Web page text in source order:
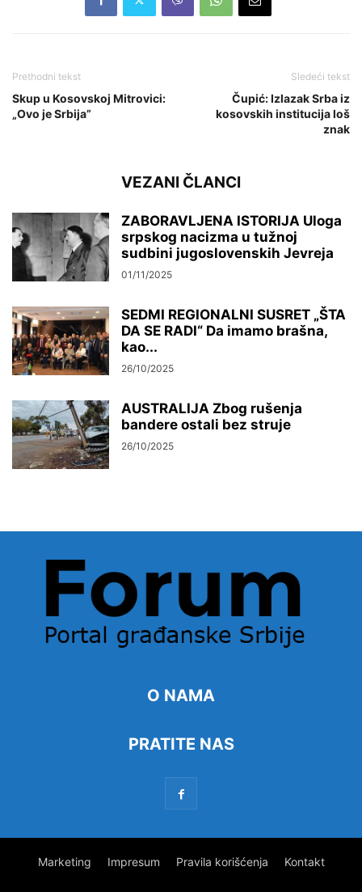
Prethodni tekst
Skup u Kosovskoj Mitrovici:
„Ovo je Srbija”
Sledeći tekst
Čupić: Izlazak Srba iz
kosovskih institucija loš
znak
VEZANI ČLANCI
ZABORAVLJENA ISTORIJA Uloga
srpskog nacizma u tužnoj
sudbini jugoslovenskih Jevreja
01/11/2025
SEDMI REGIONALNI SUSRET „ŠTA
DA SE RADI“ Da imamo brašna,
kao...
26/10/2025
AUSTRALIJA Zbog rušenja
bandere ostali bez struje
26/10/2025
O NAMA
PRATITE NAS
Marketing Impresum Pravila korišćenja Kontakt